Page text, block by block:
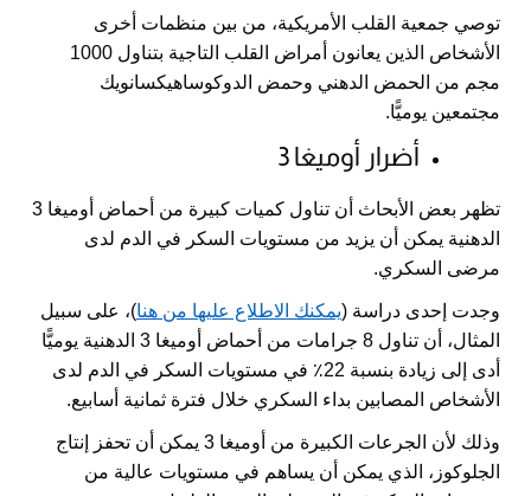
توصي جمعية القلب الأمريكية، من بين منظمات أخرى
الأشخاص الذين يعانون أمراض القلب التاجية بتناول 1000
مجم من الحمض الدهني وحمض الدوكوساهيكسانويك
مجتمعين يوميًّا.
أضرار أوميغا 3
تظهر بعض الأبحاث أن تناول كميات كبيرة من أحماض أوميغا 3
الدهنية يمكن أن يزيد من مستويات السكر في الدم لدى
مرضى السكري.
وجدت إحدى دراسة (يمكنك الاطلاع عليها من هنا)، على سبيل
المثال، أن تناول 8 جرامات من أحماض أوميغا 3 الدهنية يوميًّا
أدى إلى زيادة بنسبة 22٪ في مستويات السكر في الدم لدى
الأشخاص المصابين بداء السكري خلال فترة ثمانية أسابيع.
وذلك لأن الجرعات الكبيرة من أوميغا 3 يمكن أن تحفز إنتاج
الجلوكوز، الذي يمكن أن يساهم في مستويات عالية من